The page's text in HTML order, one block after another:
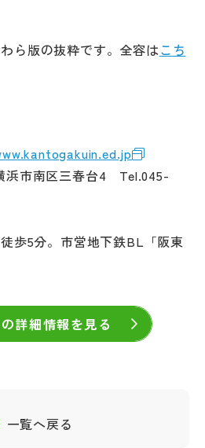
ら版の抜粋です。全容はこち
浜市南区三春台4 Tel.045-
歩5分。市営地下鉄BL「阪東
詳細情報を見る
一覧へ戻る